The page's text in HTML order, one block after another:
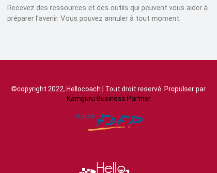
Recevez des ressources et des outils qui peuvent vous aider à
préparer l’avenir. Vous pouvez annuler à tout moment.
©copyright 2022, Hellocoach | Tout droit reservé. Propulser par
Kamguru Business Partner